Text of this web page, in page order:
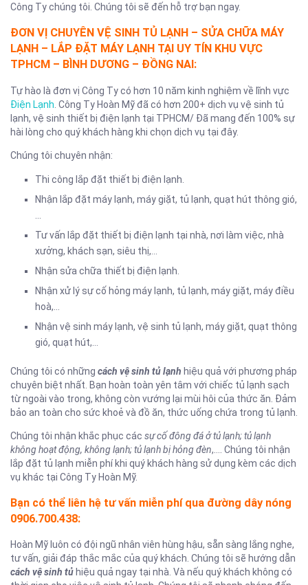
Công Ty chúng tôi. Chúng tôi sẽ đến hỗ trợ bạn ngay.
ĐƠN VỊ CHUYÊN VỆ SINH TỦ LẠNH – SỬA CHỮA MÁY
LẠNH – LẮP ĐẶT MÁY LẠNH TẠI UY TÍN KHU VỰC
TPHCM – BÌNH DƯƠNG – ĐỒNG NAI:
Tự hào là đơn vị Công Ty có hơn 10 năm kinh nghiệm về lĩnh vực
Điện Lạnh . Công Ty Hoàn Mỹ đã có hơn 200+ dịch vụ vệ sinh tủ
lạnh, vệ sinh thiết bị điện lạnh tại TPHCM/ Đã mang đến 100% sự
hài lòng cho quý khách hàng khi chọn dịch vụ tại đây.
Chúng tôi chuyên nhận:
Thi công lắp đặt thiết bị điện lạnh.
Nhận lắp đặt máy lạnh, máy giặt, tủ lạnh, quạt hút thông gió,
Tư vấn lắp đặt thiết bị điện lạnh tại nhà, nơi làm việc, nhà
xưởng, khách sạn, siêu thị,…
Nhận sửa chữa thiết bị điện lạnh.
Nhận xử lý sự cố hỏng máy lạnh, tủ lạnh, máy giặt, máy điều
hoà,…
Nhận vệ sinh máy lạnh, vệ sinh tủ lạnh, máy giặt, quạt thông
gió, quạt hút,…
Chúng tôi có những cách vệ sinh tủ lạnh hiệu quả với phương pháp
chuyên biệt nhất. Bạn hoàn toàn yên tâm với chiếc tủ lạnh sạch
từ ngoài vào trong, không còn vướng lại mùi hôi của thức ăn. Đảm
bảo an toàn cho sức khoẻ và đồ ăn, thức uống chứa trong tủ lạnh.
Chúng tôi nhận khắc phục các sự cố đông đá ở tủ lạnh; tủ lạnh
không hoạt động, không lạnh; tủ lạnh bị hỏng đèn,…. Chúng tôi nhận
lắp đặt tủ lạnh miễn phí khi quý khách hàng sử dụng kèm các dịch
vụ khác tại Công Ty Hoàn Mỹ.
Bạn có thể liên hệ tư vấn miễn phí qua đường dây nóng
0906.700.438:
Hoàn Mỹ luôn có đội ngũ nhân viên hùng hậu, sẵn sàng lắng nghe,
tư vấn, giải đáp thắc mắc của quý khách. Chúng tôi sẽ hướng dẫn
cách vệ sinh tủ hiệu quả ngay tại nhà. Và nếu quý khách không có